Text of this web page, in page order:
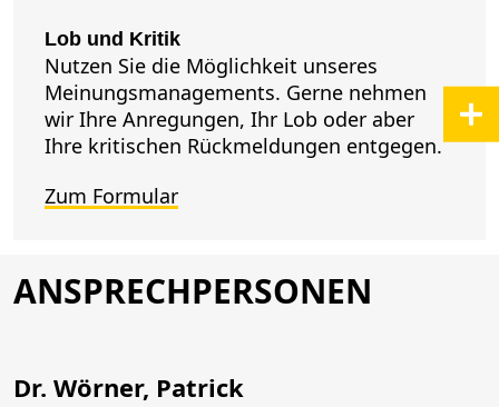
Lob und Kritik
Nutzen Sie die Möglichkeit unseres
Meinungsmanagements. Gerne nehmen
wir Ihre Anregungen, Ihr Lob oder aber
Ihre kritischen Rückmeldungen entgegen.
Zum Formular
ANSPRECHPERSONEN
Dr. Wörner, Patrick